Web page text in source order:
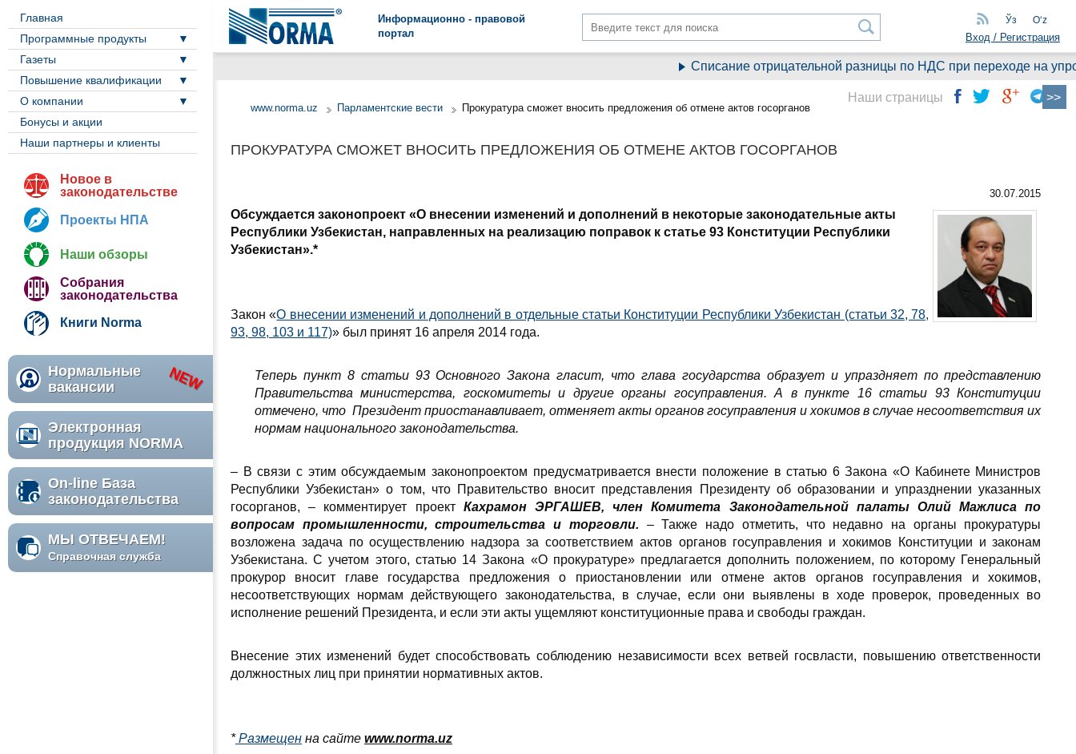
Информационно - правовой
портал
Ўз Oʻz
Вход / Регистрация
Главная
Программные продукты
Газеты
Повышение квалификации
О компании
Бонусы и акции
Наши партнеры и клиенты
Новое в
законодательстве
Проекты НПА
Наши обзоры
Собрания
законодательства
Книги Norma
Нормальные
вакансии
Электронная
продукция NORMA
On-line База
законодательства
МЫ ОТВЕЧАЕМ!
Справочная служба
Списание отрицательной разницы по НДС при переходе на
www.norma.uz Парламентские вести Прокуратура сможет вносить предложения об отмене актов госорганов
ПРОКУРАТУРА СМОЖЕТ ВНОСИТЬ ПРЕДЛОЖЕНИЯ ОБ ОТМЕНЕ АКТОВ ГОСОРГАНОВ
30.07.2015
Обсуждается законопроект «О внесении изменений и дополнений в некоторые законодательные акты
Республики Узбекистан, направленных на реализацию поправок к статье 93 Конституции Республики
Узбекистан».*
Закон «О внесении изменений и дополнений в отдельные статьи Конституции Республики Узбекистан (статьи 32, 78,
93, 98, 103 и 117)» был принят 16 апреля 2014 года.
Теперь пункт 8 статьи 93 Основного Закона гласит, что глава государства образует и упраздняет по представлению
Правительства министерства, госкомитеты и другие органы госуправления. А в пункте 16 статьи 93 Конституции
отмечено, что Президент приостанавливает, отменяет акты органов госуправления и хокимов в случае несоответствия их
нормам национального законодательства.
– В связи с этим обсуждаемым законопроектом предусматривается внести положение в статью 6 Закона «О Кабинете Министров
Республики Узбекистан» о том, что Правительство вносит представления Президенту об образовании и упразднении указанных
госорганов, – комментирует проект Кахрамон ЭРГАШЕВ, член Комитета Законодательной палаты Олий Мажлиса по
вопросам промышленности, строительства и торговли. – Также надо отметить, что недавно на органы прокуратуры
возложена задача по осуществлению надзора за соответствием актов органов госуправления и хокимов Конституции и законам
Узбекистана. С учетом этого, статью 14 Закона «О прокуратуре» предлагается дополнить положением, по которому Генеральный
прокурор вносит главе государства предложения о приостановлении или отмене актов органов госуправления и хокимов,
несоответствующих нормам действующего законодательства, в случае, если они выявлены в ходе проверок, проведенных во
исполнение решений Президента, и если эти акты ущемляют конституционные права и свободы граждан.
Внесение этих изменений будет способствовать соблюдению независимости всех ветвей госвласти, повышению ответственности
должностных лиц при принятии нормативных актов.
*Размещен на сайте www.norma.uz
Наши страницы